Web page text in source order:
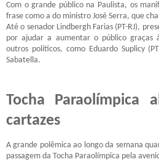
Com o grande público na Paulista, os
frase como a do ministro José Serra, que
Até o senador Lindbergh Farias (PT-RJ),
por ajudar a aumentar o público graças
outros políticos, como Eduardo Suplicy
Sabatella.
Tocha Paraolímpica
cartazes
A grande polêmica ao longo da semana
passagem da Tocha Paraolímpica pela